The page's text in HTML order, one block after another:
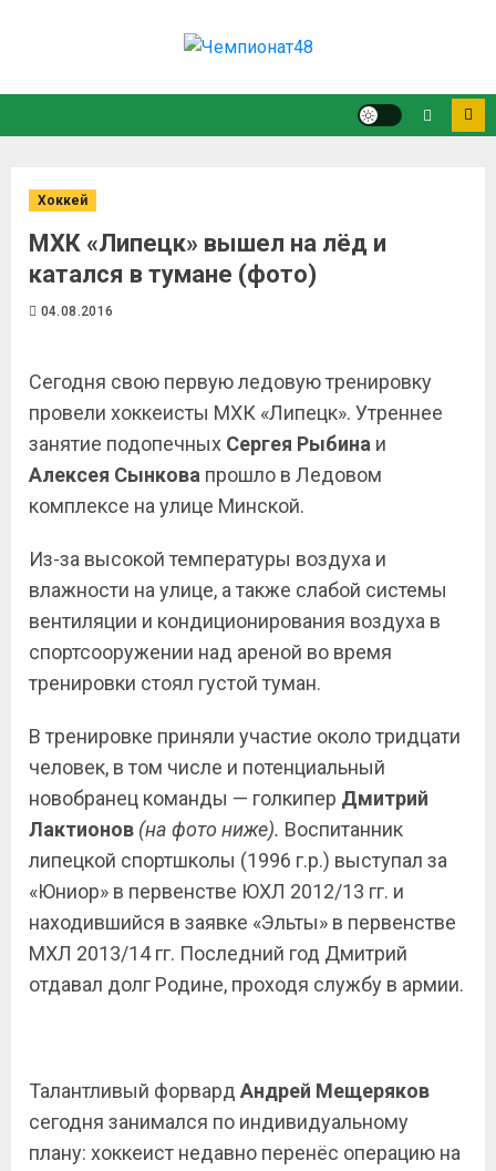
Хоккей
МХК «Липецк» вышел на лёд и
катался в тумане (фото)
04.08.2016
Сегодня свою первую ледовую тренировку
провели хоккеисты МХК «Липецк». Утреннее
занятие подопечных Сергея Рыбина и
Алексея Сынкова прошло в Ледовом
комплексе на улице Минской.
Из-за высокой температуры воздуха и
влажности на улице, а также слабой системы
вентиляции и кондиционирования воздуха в
спортсооружении над ареной во время
тренировки стоял густой туман.
В тренировке приняли участие около тридцати
человек, в том числе и потенциальный
новобранец команды — голкипер Дмитрий
Лактионов (на фото ниже). Воспитанник
липецкой спортшколы (1996 г.р.) выступал за
«Юниор» в первенстве ЮХЛ 2012/13 гг. и
находившийся в заявке «Эльты» в первенстве
МХЛ 2013/14 гг. Последний год Дмитрий
отдавал долг Родине, проходя службу в армии.
Талантливый форвард Андрей Мещеряков
сегодня занимался по индивидуальному
плану: хоккеист недавно перенёс операцию на